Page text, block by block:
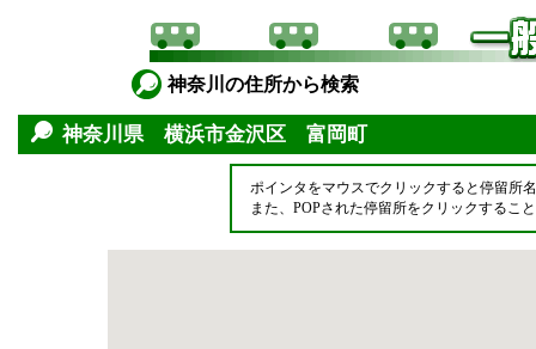
神奈川の住所から検索
神奈川県 横浜市金沢区 富岡町
ポインタをマウスでクリックすると停留所
また、POPされた停留所をクリックするこ